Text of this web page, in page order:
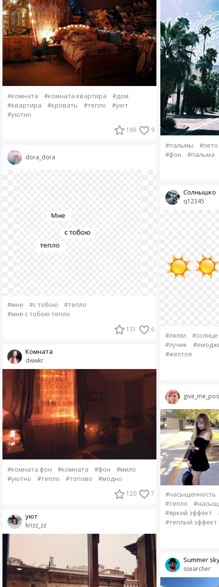
#комната #комната квартира
#дом
#квартира
#кровать #тепло
#уют
#уютно
166 9
dora_dora
#мне #с тобою
#тепло
#мне с тобою тепло
131 6
dwwkr
Комната
#комната фон #комната #фон
#мило
#уютно
#тепло #топово #модно
120 7
krizz_zz
уют
#пальмы
#лето
#фон
#пальма
q12345
Солнышко
#лялял
#лучик
#желтое
#насыщенность
#тепло
#яркий эффект
#теплый эффект
ssearcher
Summer